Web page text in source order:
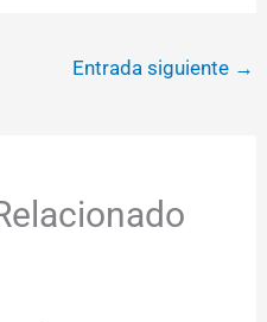
Entrada siguiente →